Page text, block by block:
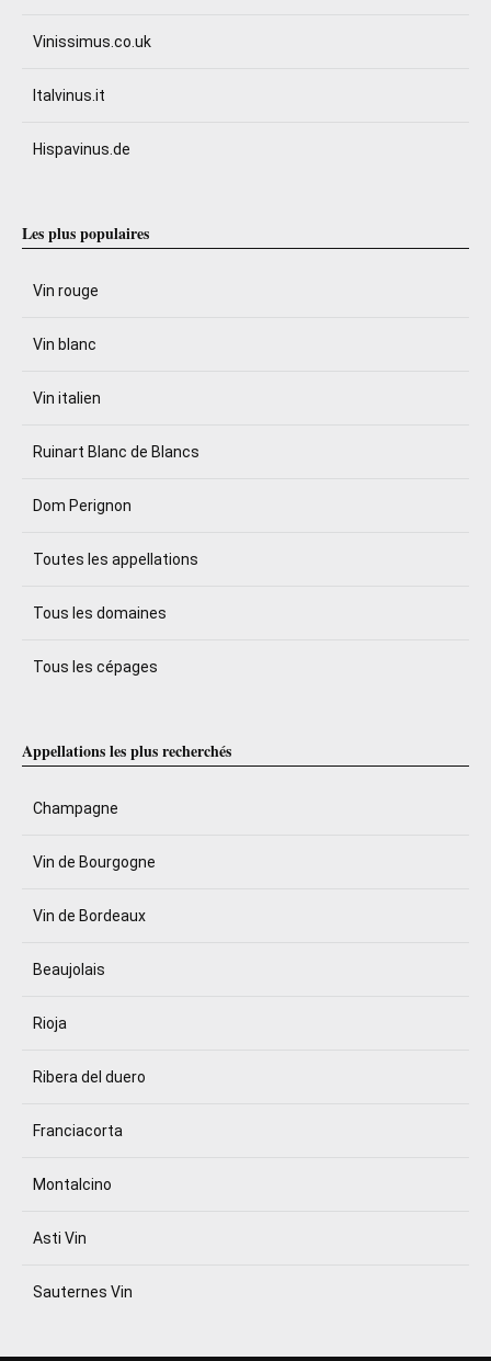
Vinissimus.co.uk
Italvinus.it
Hispavinus.de
Les plus populaires
Vin rouge
Vin blanc
Vin italien
Ruinart Blanc de Blancs
Dom Perignon
Toutes les appellations
Tous les domaines
Tous les cépages
Appellations les plus recherchés
Champagne
Vin de Bourgogne
Vin de Bordeaux
Beaujolais
Rioja
Ribera del duero
Franciacorta
Montalcino
Asti Vin
Sauternes Vin